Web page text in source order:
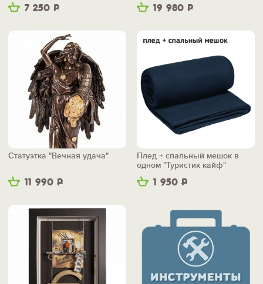
7 250 Р 19 980 Р
11 990 Р
Статуэтка "Вечная удача"
1 950 Р
Плед + спальный мешок в
одном "Туристик кайф"